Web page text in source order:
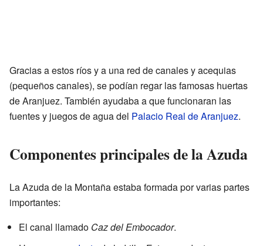
Gracias a estos ríos y a una red de canales y acequias
(pequeños canales), se podían regar las famosas huertas
de Aranjuez. También ayudaba a que funcionaran las
fuentes y juegos de agua del Palacio Real de Aranjuez.
Componentes principales de la Azuda
La Azuda de la Montaña estaba formada por varias partes
importantes:
El canal llamado Caz del Embocador.